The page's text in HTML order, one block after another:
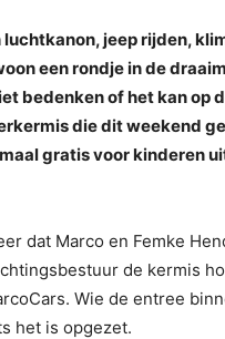
jeep rijden,
een rondje in de
bedenken of het kan op
die dit weekend
gratis voor kinderen
dat Marco en Femke
de kermis
Wie de entree
het is opgezet.